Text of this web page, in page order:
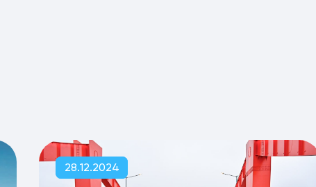
28.12.2024